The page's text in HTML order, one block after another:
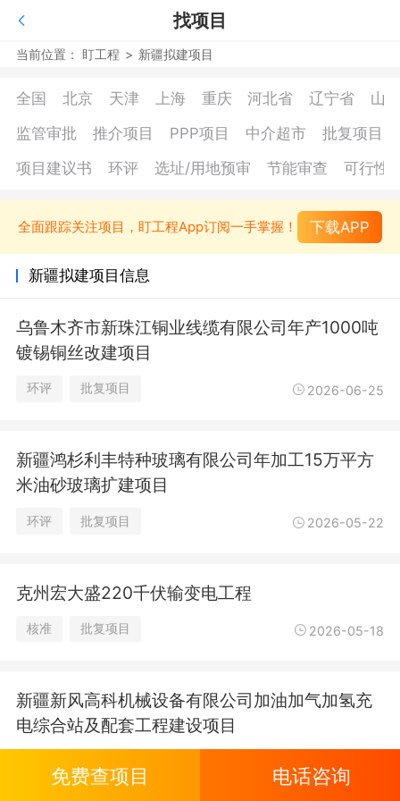
找项目
当前位置： 盯工程 > 新疆拟建项目
全国 北京 天津 上海 重庆 河北省 辽宁省
山
监管审批
推介项目 PPP项目 中介超市
批复项目
项目建议书
环评 选址/用地预审 节能审查 可行性
全面跟踪关注项目，盯工程App订阅一手掌握！ 下载APP
新疆拟建项目信息
乌鲁木齐市新珠江铜业线缆有限公司年产1000吨
镀锡铜丝改建项目
环评 批复项目 2026-06-25
新疆鸿杉利丰特种玻璃有限公司年加工15万平方
米油砂玻璃扩建项目
环评 批复项目 2026-05-22
克州宏大盛220千伏输变电工程
核准 批复项目 2026-05-18
新疆新风高科机械设备有限公司加油加气加氢充
电综合站及配套工程建设项目
免费查项目 电话咨询